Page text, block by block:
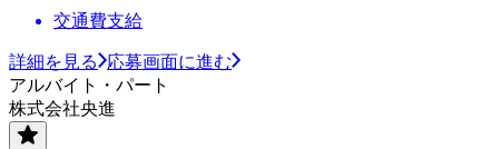
交通費支給
詳細を見る
応募画面に進む
アルバイト・パート
株式会社央進